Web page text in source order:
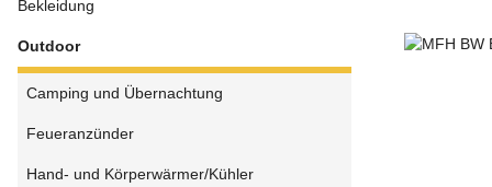
Bekleidung
Outdoor
Camping und Übernachtung
Feueranzünder
Hand- und Körperwärmer/Kühler